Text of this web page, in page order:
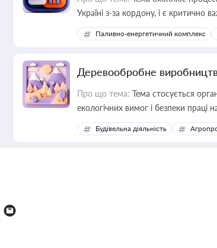
Україні з-за кордону, і є критично
інфраструктурних проєктів
Паливно-енергетичний комплекс
Деревообробне
Про що тема: Тема стосується
екологічних вимог і безпеки праці
Будівельна діяльність